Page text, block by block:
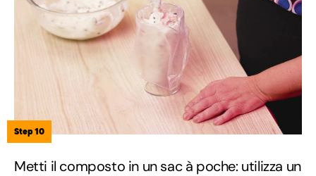
Step 10
Metti il composto in un sac à poche: utilizza un